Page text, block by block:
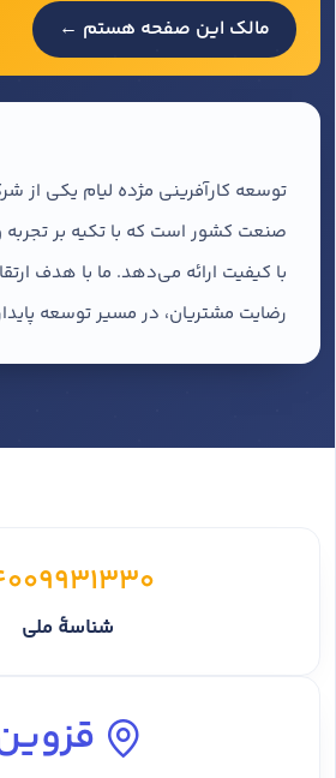
مالک این صفحه هستم ←
توسعه کارآفرینی مژده لیام یکی از
صنعت کشور است که با تکیه بر
با کیفیت ارائه می‌دهد. ما با هدف
رضایت مشتریان، در مسیر توسعه
شناسهٔ ملی